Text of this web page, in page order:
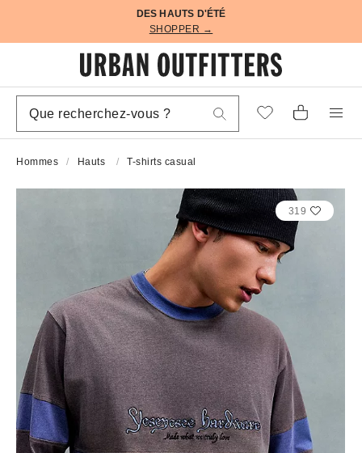
DES HAUTS D'ÉTÉ
SHOPPER →
Hommes Hauts T-shirts casual
319